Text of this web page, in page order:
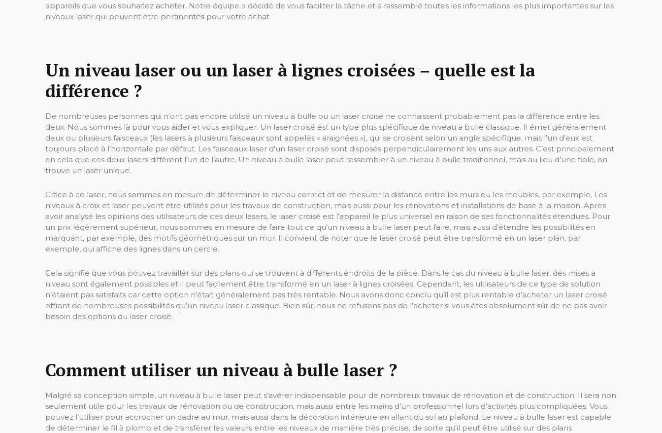
appareils que vous souhaitez acheter. Notre équipe a décidé de vous faciliter la tâche et a rassemblé toutes les informations les plus importantes sur les
niveaux laser qui peuvent être pertinentes pour votre achat.
Un niveau laser ou un laser à lignes croisées – quelle est la
différence ?
De nombreuses personnes qui n’ont pas encore utilisé un niveau à bulle ou un laser croisé ne connaissent probablement pas la différence entre les
deux. Nous sommes là pour vous aider et vous expliquer. Un laser croisé est un type plus spécifique de niveau à bulle classique. Il émet généralement
deux ou plusieurs faisceaux (les lasers à plusieurs faisceaux sont appelés « araignées »), qui se croisent selon un angle spécifique, mais l’un d’eux est
toujours placé à l’horizontale par défaut. Les faisceaux laser d’un laser croisé sont disposés perpendiculairement les uns aux autres. C’est principalement
en cela que ces deux lasers diffèrent l’un de l’autre. Un niveau à bulle laser peut ressembler à un niveau à bulle traditionnel, mais au lieu d’une fiole, on
trouve un laser unique.
Grâce à ce laser, nous sommes en mesure de déterminer le niveau correct et de mesurer la distance entre les murs ou les meubles, par exemple. Les
niveaux à croix et laser peuvent être utilisés pour les travaux de construction, mais aussi pour les rénovations et installations de base à la maison. Après
avoir analysé les opinions des utilisateurs de ces deux lasers, le laser croisé est l’appareil le plus universel en raison de ses fonctionnalités étendues. Pour
un prix légèrement supérieur, nous sommes en mesure de faire tout ce qu’un niveau à bulle laser peut faire, mais aussi d’étendre les possibilités en
marquant, par exemple, des motifs géométriques sur un mur. Il convient de noter que le laser croisé peut être transformé en un laser plan, par
exemple, qui affiche des lignes dans un cercle.
Cela signifie que vous pouvez travailler sur des plans qui se trouvent à différents endroits de la pièce. Dans le cas du niveau à bulle laser, des mises à
niveau sont également possibles et il peut facilement être transformé en un laser à lignes croisées. Cependant, les utilisateurs de ce type de solution
n’étaient pas satisfaits car cette option n’était généralement pas très rentable. Nous avons donc conclu qu’il est plus rentable d’acheter un laser croisé
offrant de nombreuses possibilités qu’un niveau laser classique. Bien sûr, nous ne refusons pas de l’acheter si vous êtes absolument sûr de ne pas avoir
besoin des options du laser croisé.
Comment utiliser un niveau à bulle laser ?
Malgré sa conception simple, un niveau à bulle laser peut s’avérer indispensable pour de nombreux travaux de rénovation et de construction. Il sera non
seulement utile pour les travaux de rénovation ou de construction, mais aussi entre les mains d’un professionnel lors d’activités plus compliquées. Vous
pouvez l’utiliser pour accrocher un cadre au mur, mais aussi dans la décoration intérieure en allant du sol au plafond. Le niveau à bulle laser est capable
de déterminer le fil à plomb et de transférer les valeurs entre les niveaux de manière très précise, de sorte qu’il peut être utilisé sur des plans